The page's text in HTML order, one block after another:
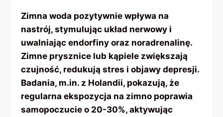
Zimna woda pozytywnie wpływa na
nastrój, stymulując układ nerwowy i
uwalniając endorfiny oraz noradrenalinę.
Zimne prysznice lub kąpiele zwiększają
czujność, redukują stres i objawy depresji.
Badania, m.in. z Holandii, pokazują, że
regularna ekspozycja na zimno poprawia
samopoczucie o 20-30%, aktywując